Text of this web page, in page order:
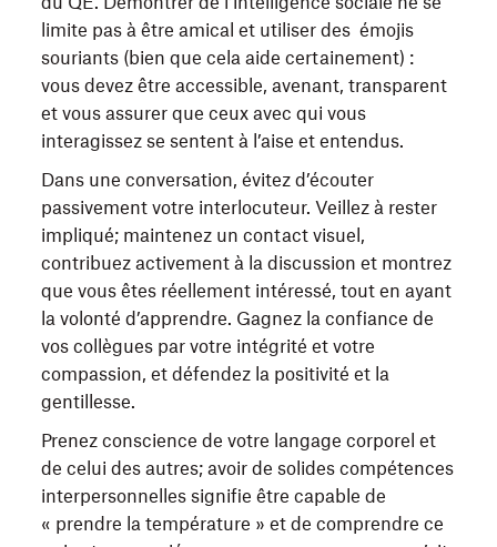
limite pas à être amical et utiliser des émojis
souriants (bien que cela aide certainement) :
vous devez être accessible, avenant, transparent
et vous assurer que ceux avec qui vous
interagissez se sentent à l’aise et entendus.
Dans une conversation, évitez d’écouter
passivement votre interlocuteur. Veillez à rester
impliqué; maintenez un contact visuel,
contribuez activement à la discussion et montrez
que vous êtes réellement intéressé, tout en ayant
la volonté d’apprendre. Gagnez la confiance de
vos collègues par votre intégrité et votre
compassion, et défendez la positivité et la
gentillesse.
Prenez conscience de votre langage corporel et
de celui des autres; avoir de solides compétences
interpersonnelles signifie être capable de
« prendre la température » et de comprendre ce